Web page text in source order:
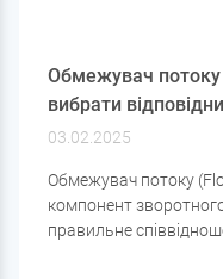
Обмежувач потоку
вибрати
03.02.2025
Обмежувач потоку
компонент
правильне